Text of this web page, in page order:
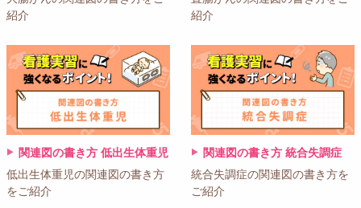
紹介
紹介
関連図の書き方 低出生体重児
低出生体重児の関連図の書き方
をご紹介
関連図の書き方 統合失調症
統合失調症の関連図の書き方を
ご紹介